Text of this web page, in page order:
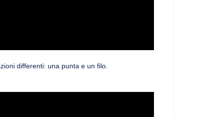
differenti: una punta e un filo.